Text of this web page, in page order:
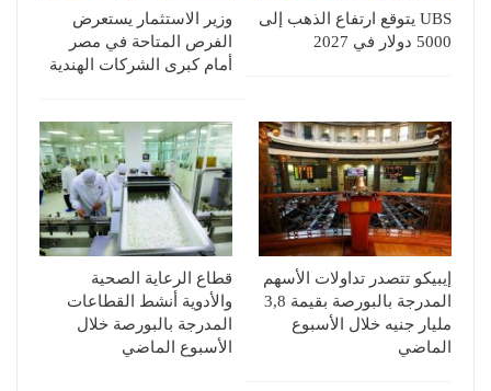
UBS يتوقع ارتفاع الذهب إلى
5000 دولار في 2027
وزير الاستثمار يستعرض
الفرص المتاحة في مصر
أمام كبرى الشركات الهندية
إيبيكو تتصدر تداولات الأسهم
المدرجة بالبورصة بقيمة 3,8
مليار جنيه خلال الأسبوع
الماضي
قطاع الرعاية الصحية
والأدوية أنشط القطاعات
المدرجة بالبورصة خلال
الأسبوع الماضي